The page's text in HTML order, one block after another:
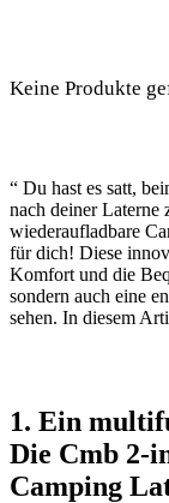
Keine Produkte
“ Du hast es satt,⁢
nach deiner Laterne
wiederaufladbare
für⁣ dich! Diese
Komfort⁣ und die
sondern auch⁢ eine
sehen. In diesem
1. Ein
Die Cmb 2-
Camping⁣